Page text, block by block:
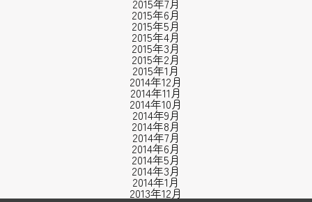
2015年7月
2015年6月
2015年5月
2015年4月
2015年3月
2015年2月
2015年1月
2014年12月
2014年11月
2014年10月
2014年9月
2014年8月
2014年7月
2014年6月
2014年5月
2014年3月
2014年1月
2013年12月